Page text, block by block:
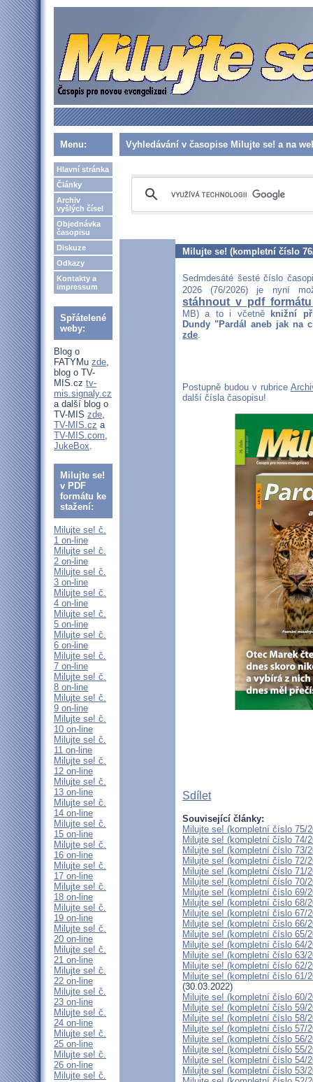
Menu:
Hlavní stránka
Články
Archiv
vyšlých čísel
Objednávka
časopisu
Diskuze
Odkazy
Kontakty a
impressum
Spřátelené
weby:
Blog o
FATYMu zde,
blog o TV-
MIS.cz tv-
mis.signaly.cz
a další blog o
TV-MIS zde,
TV-MIS.cz a
TV-MIS.com,
JukeBox.
Milujte se!
v PDF
formátu ke
stažení:
Milujte se! č.
1 on-line
Milujte se! č.
2 on-line
Milujte se! č.
3 on-line
Milujte se! č.
4 on-line
Milujte se! č.
5 on-line
Milujte se! č.
6 on-line
Milujte se! č.
7 on-line
Milujte se! č.
8 on-line
Milujte se! č.
9 on-line
Milujte se! č.
10 on-line
Milujte se! č.
11 on-line
Milujte se! č.
12 on-line
Milujte se! č.
13 on-line
Milujte se! č.
14 on-line
Milujte se! č.
15 on-line
Milujte se! č.
16 on-line
Milujte se! č.
17 on-line
Milujte se! č.
18 on-line
Milujte se! č.
19 on-line
Milujte se! č.
20 on-line
Milujte se! č.
21 on-line
Milujte se! č.
22 on-line
Milujte se! č.
23 on-line
Milujte se! č.
24 on-line
Milujte se! č.
25 on-line
Milujte se! č.
26 on-line
Milujte se! č.
Vyhledávání v časopise Milujte se! a na
Milujte se! (kompletní číslo
Sedmdesáté šesté číslo
2026 (76/2026) je nyní
stáhnout v pdf
MB) a to i včetně
knižní
Dundy "Pardál aneb jak na
zde.
Postupně budou v rubrice
další čísla časopisu!
Sdílet
Související články:
Milujte se! (kompletní číslo 75/
Milujte se! (kompletní číslo 74/
Milujte se! (kompletní číslo 73/
Milujte se! (kompletní číslo 72/
Milujte se! (kompletní číslo 71/
Milujte se! (kompletní číslo 70/
Milujte se! (kompletní číslo 69/
Milujte se! (kompletní číslo 68/
Milujte se! (kompletní číslo 67/
Milujte se! (kompletní číslo 66/
Milujte se! (kompletní číslo 65/
Milujte se! (kompletní číslo 64/
Milujte se! (kompletní číslo 63/
Milujte se! (kompletní číslo 62/
Milujte se! (kompletní číslo 61/
(30.03.2022)
Milujte se! (kompletní číslo 60/
Milujte se! (kompletní číslo 59/
Milujte se! (kompletní číslo 58/
Milujte se! (kompletní číslo 57/
Milujte se! (kompletní číslo 56/
Milujte se! (kompletní číslo 55/
Milujte se! (kompletní číslo 54/
Milujte se! (kompletní číslo 53/